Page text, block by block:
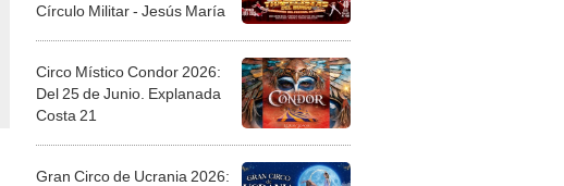
Círculo Militar - Jesús María
Circo Místico Condor 2026:
Del 25 de Junio. Explanada
Costa 21
Gran Circo de Ucrania 2026: